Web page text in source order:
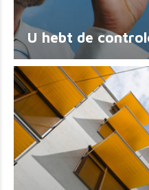
U hebt de